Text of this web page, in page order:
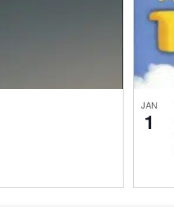
JAN
1